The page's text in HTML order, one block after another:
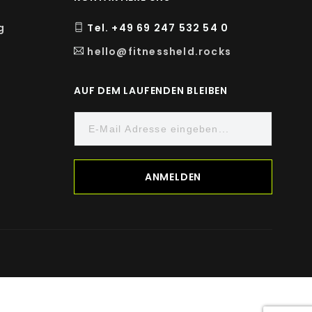
Tel. +49 69 247 532 54 0
hello@fitnessheld.rocks
AUF DEM LAUFENDEN BLEIBEN